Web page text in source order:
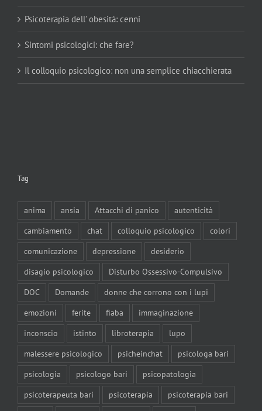
Psicoterapia dell’ obesità: cenni
Sintomi psicologici: che fare?
Il colloquio psicologico: non una semplice chiacchierata
Tag
anima ansia Attacchi di panico
autenticità
cambiamento
chat colloquio psicologico
colori
comunicazione
depressione
desiderio
disagio psicologico
Disturbo Ossessivo-Compulsivo
DOC
Domande
donne che corrono con i lupi
emozioni
ferite fiaba
immaginazione
inconscio
istinto libroterapia
lupo
malessere psicologico
psicheinchat
psicologa bari
psicologia
psicologo bari
psicopatologia
psicoterapeuta bari
psicoterapia
psicoterapia bari